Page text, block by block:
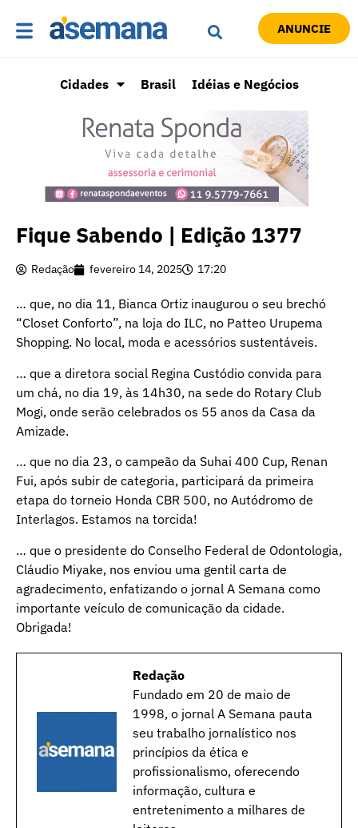
ANUNCIE
Cidades Brasil Idéias e Negócios
Fique Sabendo | Edição 1377
Redação fevereiro 14, 2025 17:20
… que, no dia 11, Bianca Ortiz inaugurou o seu brechó
“Closet Conforto”, na loja do ILC, no Patteo Urupema
Shopping. No local, moda e acessórios sustentáveis.
… que a diretora social Regina Custódio convida para
um chá, no dia 19, às 14h30, na sede do Rotary Club
Mogi, onde serão celebrados os 55 anos da Casa da
Amizade.
… que no dia 23, o campeão da Suhai 400 Cup, Renan
Fui, após subir de categoria, participará da primeira
etapa do torneio Honda CBR 500, no Autódromo de
Interlagos. Estamos na torcida!
… que o presidente do Conselho Federal de Odontologia,
Cláudio Miyake, nos enviou uma gentil carta de
agradecimento, enfatizando o jornal A Semana como
importante veículo de comunicação da cidade.
Obrigada!
Redação
Fundado em 20 de maio de
1998, o jornal A Semana pauta
seu trabalho jornalístico nos
princípios da ética e
profissionalismo, oferecendo
informação, cultura e
entretenimento a milhares de